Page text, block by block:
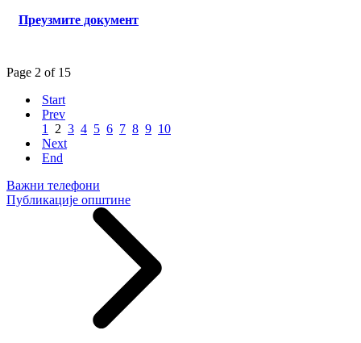
Преузмитe документ
Page 2 of 15
Start
Prev
1
2 3 4 5 6 7 8 9 10
Next
End
Важни телефони
Публикације општине